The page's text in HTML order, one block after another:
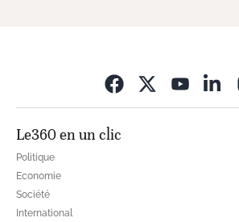
Le360 en un clic
Politique
Economie
Société
International